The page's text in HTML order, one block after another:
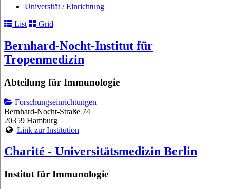
Universität / Einrichtung
List
Grid
Bernhard-Nocht-Institut für
Tropenmedizin
Abteilung für Immunologie
Forschungseinrichtungen
Bernhard-Nocht-Straße 74
20359 Hamburg
Link zur Institution
Charité - Universitätsmedizin Berlin
Institut für Immunologie